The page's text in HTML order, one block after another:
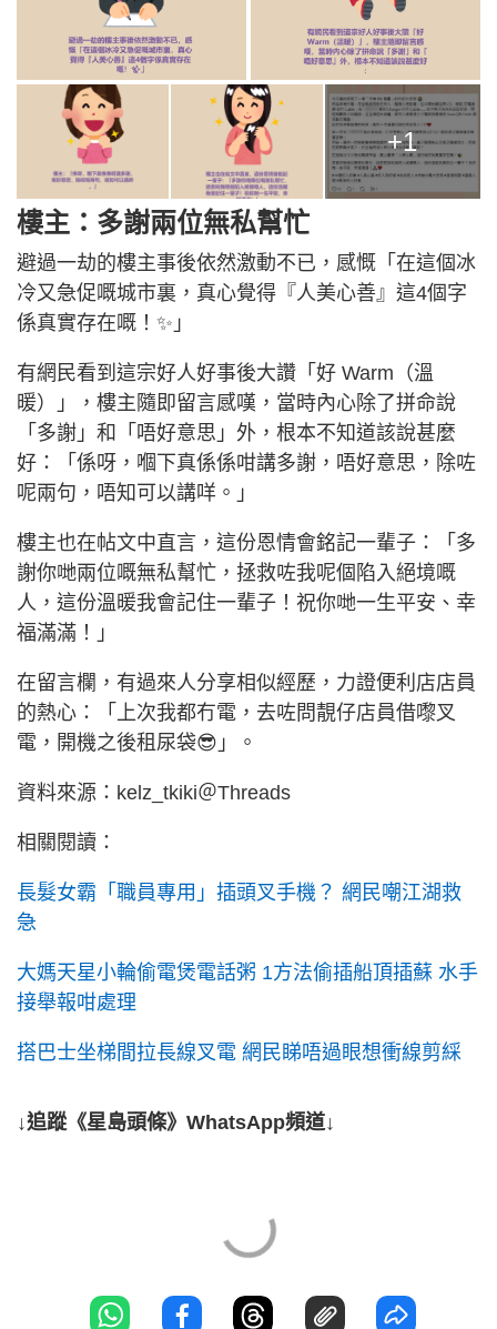
+1
樓主：多謝兩位無私幫忙
避過一劫的樓主事後依然激動不已，感慨「在這個冰
冷又急促嘅城市裏，真心覺得『人美心善』這4個字
係真實存在嘅！✨」
有網民看到這宗好人好事後大讚「好 Warm（溫
暖）」，樓主隨即留言感嘆，當時內心除了拼命說
「多謝」和「唔好意思」外，根本不知道該說甚麼
好：「係呀，嗰下真係係咁講多謝，唔好意思，除咗
呢兩句，唔知可以講咩。」
樓主也在帖文中直言，這份恩情會銘記一輩子：「多
謝你哋兩位嘅無私幫忙，拯救咗我呢個陷入絕境嘅
人，這份溫暖我會記住一輩子！祝你哋一生平安、幸
福滿滿！」
在留言欄，有過來人分享相似經歷，力證便利店店員
的熱心：「上次我都冇電，去咗問靚仔店員借嚟叉
電，開機之後租尿袋😎」。
資料來源：kelz_tkiki＠Threads
相關閱讀：
長髮女霸「職員專用」插頭叉手機？ 網民嘲江湖救
急
大媽天星小輪偷電煲電話粥 1方法偷插船頂插蘇 水手
接舉報咁處理
搭巴士坐梯間拉長線叉電 網民睇唔過眼想衝線剪綵
↓追蹤《星島頭條》WhatsApp頻道↓